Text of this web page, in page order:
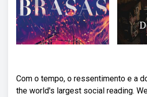
Com o tempo, o ressentimento e a
the world's largest social reading.